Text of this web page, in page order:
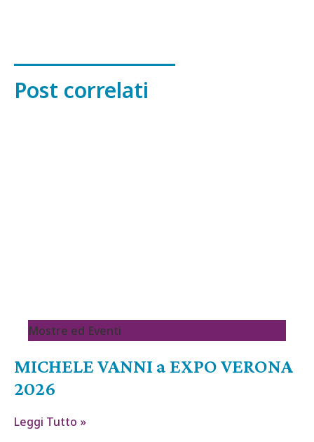
Post correlati
Mostre ed Eventi
MICHELE VANNI a EXPO VERONA
2026
Leggi Tutto »